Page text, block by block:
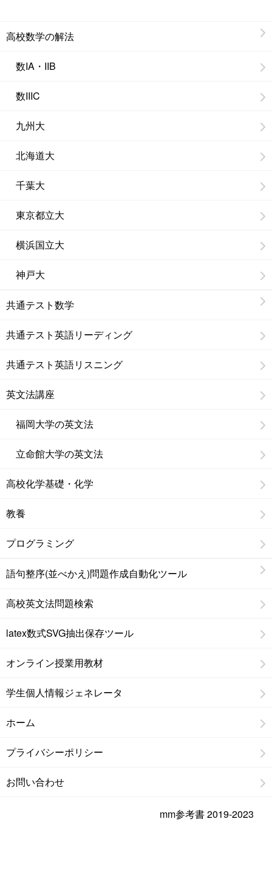
高校数学の解法
数IA・IIB
数IIIC
九州大
北海道大
千葉大
東京都立大
横浜国立大
神戸大
共通テスト数学
共通テスト英語リーディング
共通テスト英語リスニング
英文法講座
福岡大学の英文法
立命館大学の英文法
高校化学基礎・化学
教養
プログラミング
語句整序(並べかえ)問題作成自動化ツール
高校英文法問題検索
latex数式SVG抽出保存ツール
オンライン授業用教材
学生個人情報ジェネレータ
ホーム
プライバシーポリシー
お問い合わせ
mm参考書 2019-2023